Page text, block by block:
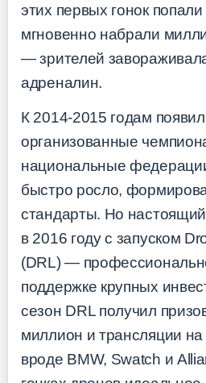
этих первых гонок
мгновенно набрали
— зрителей
адреналин.
К 2014-2015 годам
организованные
национальные
быстро росло,
стандарты. Но
в 2016 году с запуском
(DRL) —
поддержке крупных
сезон DRL получил
миллион и трансляции
вроде BMW, Swatch и